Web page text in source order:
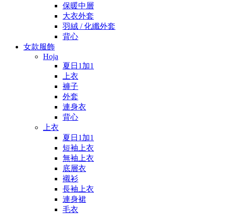
保暖中層
大衣外套
羽絨 / 化纖外套
背心
女款服飾
Hoja
夏日1加1
上衣
褲子
外套
連身衣
背心
上衣
夏日1加1
短袖上衣
無袖上衣
底層衣
襯衫
長袖上衣
連身裙
毛衣